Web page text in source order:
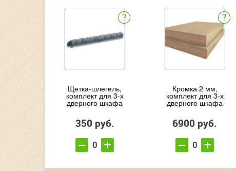
Щетка-шлегель,
комплект для 3-х
дверного шкафа
350 руб.
Кромка 2 мм,
комплект для 3-х
дверного шкафа
6900 руб.